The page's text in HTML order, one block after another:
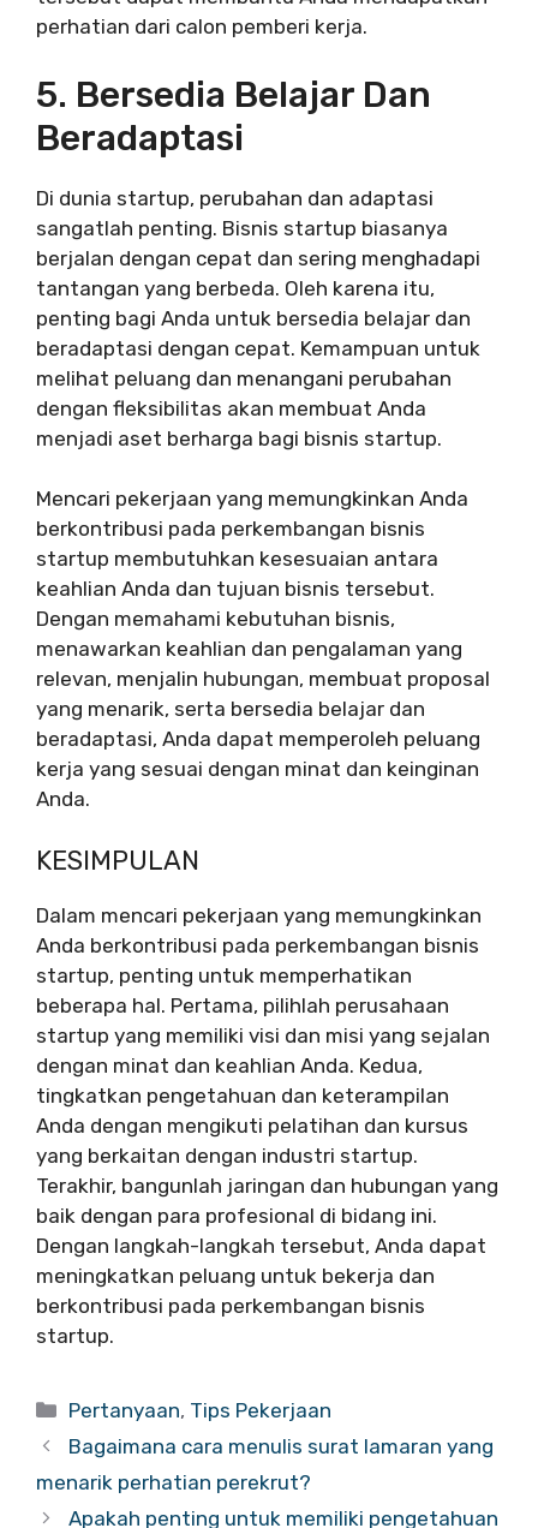
perhatian dari calon pemberi kerja.
5. Bersedia Belajar Dan
Beradaptasi
Di dunia startup, perubahan dan adaptasi
sangatlah penting. Bisnis startup biasanya
berjalan dengan cepat dan sering menghadapi
tantangan yang berbeda. Oleh karena itu,
penting bagi Anda untuk bersedia belajar dan
beradaptasi dengan cepat. Kemampuan untuk
melihat peluang dan menangani perubahan
dengan fleksibilitas akan membuat Anda
menjadi aset berharga bagi bisnis startup.
Mencari pekerjaan yang memungkinkan Anda
berkontribusi pada perkembangan bisnis
startup membutuhkan kesesuaian antara
keahlian Anda dan tujuan bisnis tersebut.
Dengan memahami kebutuhan bisnis,
menawarkan keahlian dan pengalaman yang
relevan, menjalin hubungan, membuat proposal
yang menarik, serta bersedia belajar dan
beradaptasi, Anda dapat memperoleh peluang
kerja yang sesuai dengan minat dan keinginan
Anda.
KESIMPULAN
Dalam mencari pekerjaan yang memungkinkan
Anda berkontribusi pada perkembangan bisnis
startup, penting untuk memperhatikan
beberapa hal. Pertama, pilihlah perusahaan
startup yang memiliki visi dan misi yang sejalan
dengan minat dan keahlian Anda. Kedua,
tingkatkan pengetahuan dan keterampilan
Anda dengan mengikuti pelatihan dan kursus
yang berkaitan dengan industri startup.
Terakhir, bangunlah jaringan dan hubungan yang
baik dengan para profesional di bidang ini.
Dengan langkah-langkah tersebut, Anda dapat
meningkatkan peluang untuk bekerja dan
berkontribusi pada perkembangan bisnis
startup.
Categories
Pertanyaan, Tips Pekerjaan
Bagaimana cara menulis surat lamaran yang
menarik perhatian perekrut?
Apakah penting untuk memiliki pengetahuan